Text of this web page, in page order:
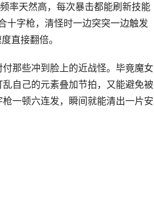
率天然高，每次暴击都能刷新技能
十字枪，清怪时一边突突一边触发
直接翻倍。
那些冲到脸上的近战怪。毕竟魔女
自己的元素叠加节拍，又能避免被
一顿六连发，瞬间就能清出一片安